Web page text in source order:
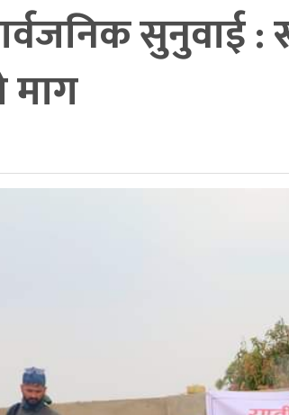
सुनुवाई
माग